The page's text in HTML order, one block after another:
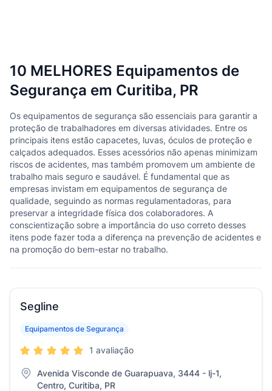
10 MELHORES Equipamentos de
Segurança em Curitiba, PR
Os equipamentos de segurança são essenciais para garantir a
proteção de trabalhadores em diversas atividades. Entre os
principais itens estão capacetes, luvas, óculos de proteção e
calçados adequados. Esses acessórios não apenas minimizam
riscos de acidentes, mas também promovem um ambiente de
trabalho mais seguro e saudável. É fundamental que as
empresas invistam em equipamentos de segurança de
qualidade, seguindo as normas regulamentadoras, para
preservar a integridade física dos colaboradores. A
conscientização sobre a importância do uso correto desses
itens pode fazer toda a diferença na prevenção de acidentes e
na promoção do bem-estar no trabalho.
Segline
Equipamentos de Segurança
1 avaliação
Avenida Visconde de Guarapuava, 3444 - lj-1,
Centro, Curitiba, PR